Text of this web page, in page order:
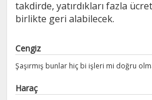
takdirde, yatırdıkları fazla
birlikte geri alabilecek.
Cengiz
Şaşırmış bunlar hiç bi işleri mi doğru
Haraç